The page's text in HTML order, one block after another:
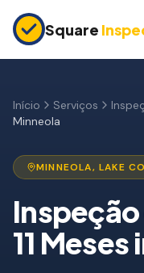
Square
Inspeção Pré-
Garantia 11 Meses
Inspeção de
Inspeção Pré-
Início Serviços
Minneola
MINNEOLA,LAKE
11 Meses